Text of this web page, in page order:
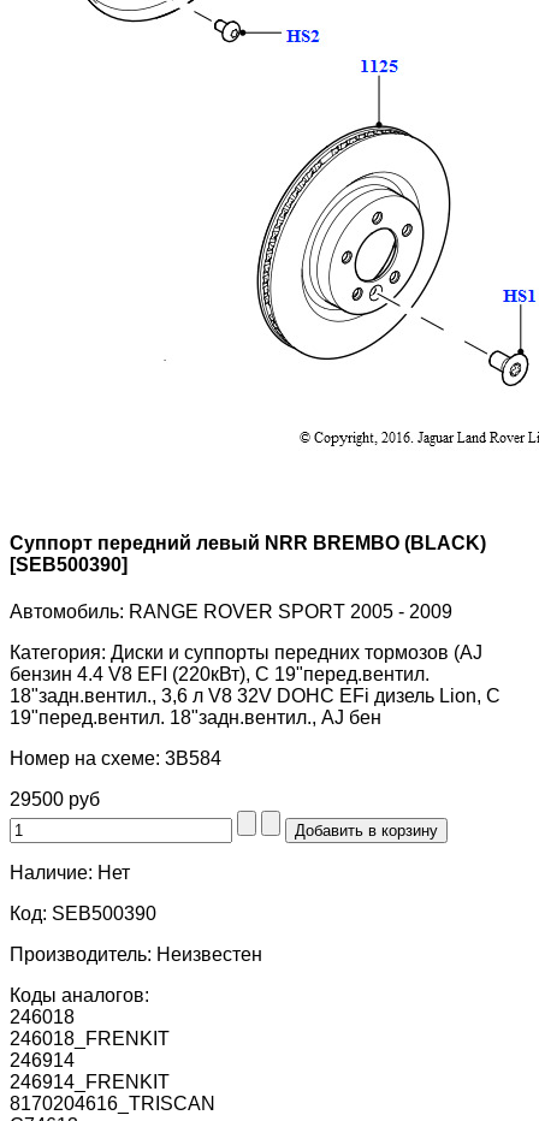
Суппорт передний левый NRR BREMBO (BLACK)
[SEB500390]
Автомобиль: RANGE ROVER SPORT 2005 - 2009
Категория: Диски и суппорты передних тормозов (AJ
бензин 4.4 V8 EFI (220кВт), С 19"перед.вентил.
18"задн.вентил., 3,6 л V8 32V DOHC EFi дизель Lion, С
19"перед.вентил. 18"задн.вентил., AJ бен
Номер на схеме: 3B584
29500 руб
Наличие: Нет
Код: SEB500390
Производитель: Неизвестен
Коды аналогов:
246018
246018_FRENKIT
246914
246914_FRENKIT
8170204616_TRISCAN